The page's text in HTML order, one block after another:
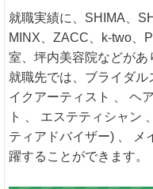
就職実績に、SHIMA、
MINX、ZACC、k-two、
室、坪内美容院などがあ
就職先では、ブライダル
イクアーティスト 、 ヘ
ト 、 エステティシャン
ティアドバイザー) 、 メ
躍することができます。